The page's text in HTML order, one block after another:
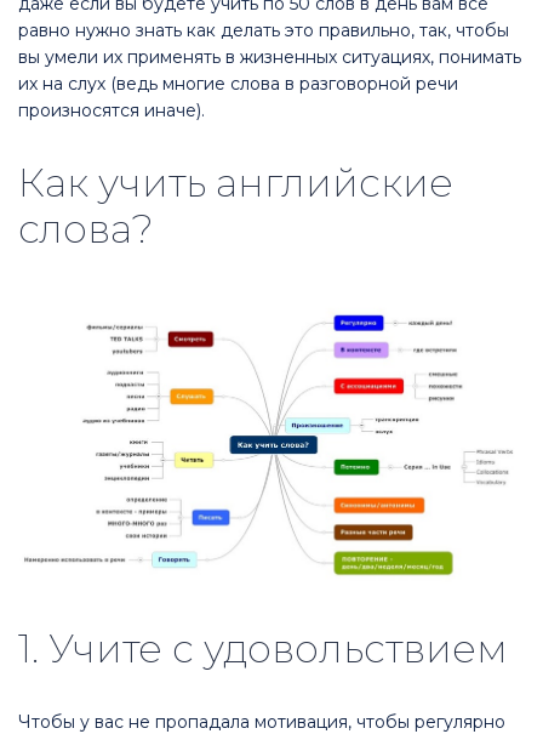
равно нужно знать как делать это правильно, так, чтобы
вы умели их применять в жизненных ситуациях, понимать
их на слух (ведь многие слова в разговорной речи
произносятся иначе).
Как учить английские
слова?
1. Учите с удовольствием
Чтобы у вас не пропадала мотивация, чтобы регулярно